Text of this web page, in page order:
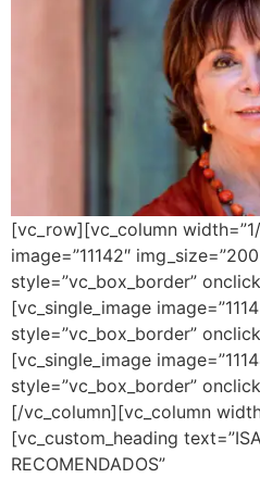
[vc_row][vc_column
image=”11142″
style=”vc_box_border”
[vc_single_image
style=”vc_box_border”
[vc_single_image
style=”vc_box_border”
[/vc_column][vc_column
[vc_custom_heading
RECOMENDADOS”